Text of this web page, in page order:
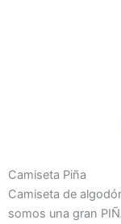
Camiseta Piña
Camiseta de
somos una gran